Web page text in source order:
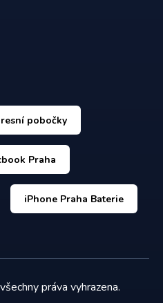
pobočky
Praha
iPhone Praha Baterie
práva vyhrazena.